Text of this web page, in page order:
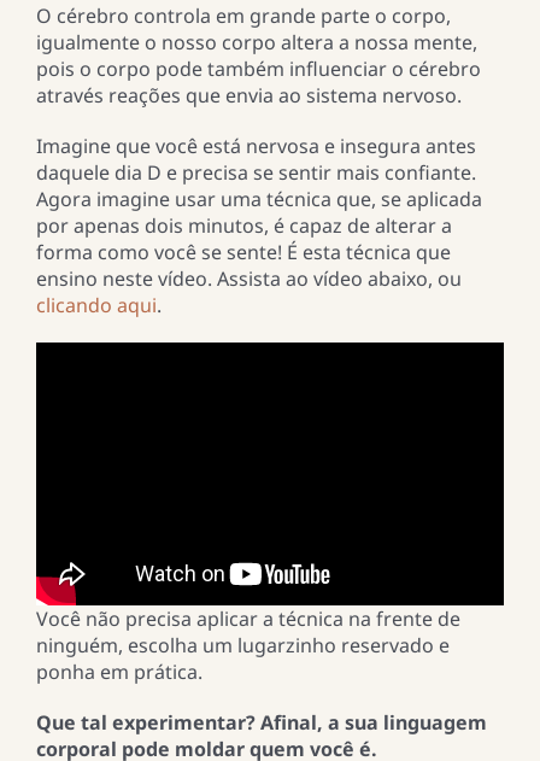
O cérebro controla em grande parte o corpo,
igualmente o nosso corpo altera a nossa mente,
pois o corpo pode também influenciar o cérebro
através reações que envia ao sistema nervoso.
Imagine que você está nervosa e insegura antes
daquele dia D e precisa se sentir mais confiante.
Agora imagine usar uma técnica que, se aplicada
por apenas dois minutos, é capaz de alterar a
forma como você se sente! É esta técnica que
ensino neste vídeo. Assista ao vídeo abaixo, ou
clicando aqui.
Você não precisa aplicar a técnica na frente de
ninguém, escolha um lugarzinho reservado e
ponha em prática.
Que tal experimentar? Afinal, a sua linguagem
corporal pode moldar quem você é.